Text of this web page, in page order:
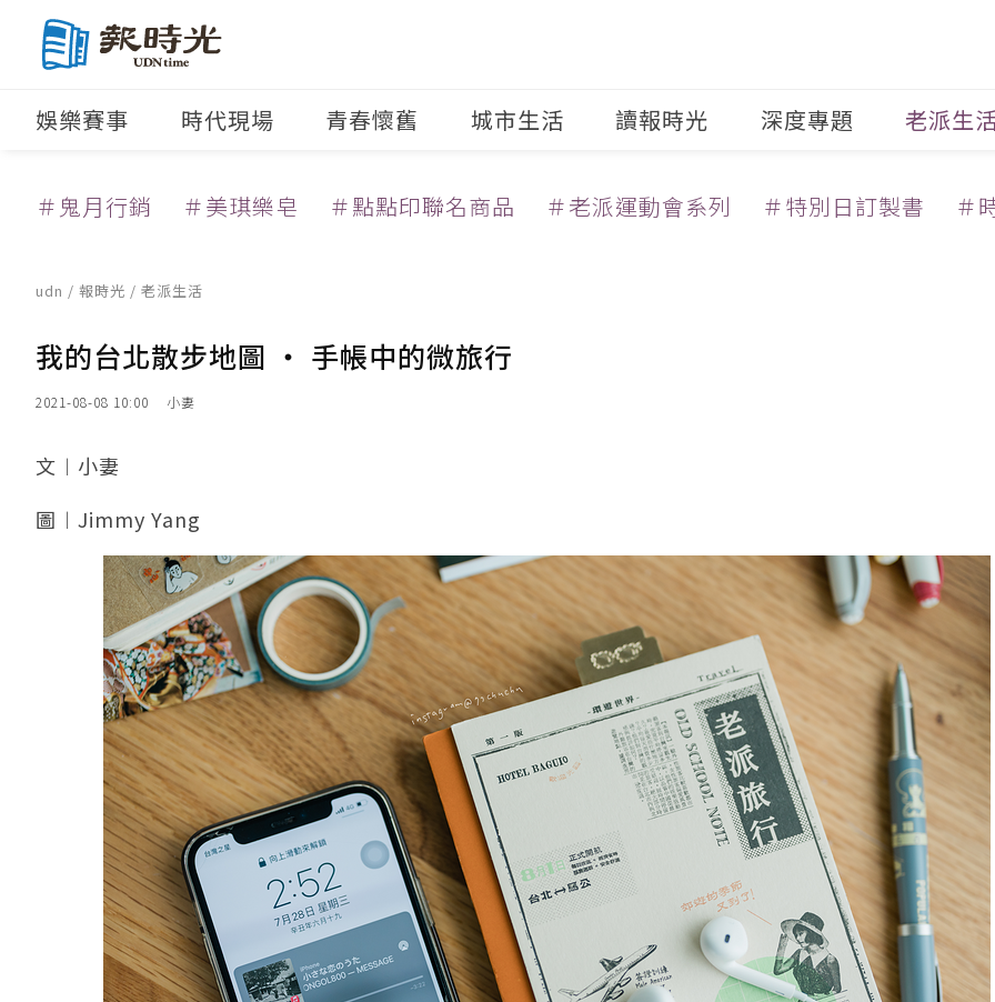
娛樂賽事 時代現場 青春懷舊 城市生活 讀報時光 深度專題 老派生
＃鬼月行銷 ＃美琪樂皂 ＃點點印聯名商品 ＃老派運動會系列 ＃特別日訂製書 ＃
udn / 報時光 / 老派生活
我的台北散步地圖 ‧ 手帳中的微旅行
2021-08-08 10:00 小妻
文︱小妻
圖︱Jimmy Yang